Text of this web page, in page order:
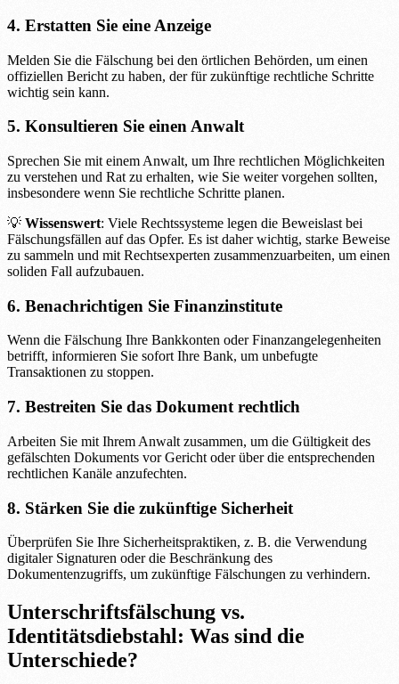
4. Erstatten Sie eine Anzeige
Melden Sie die Fälschung bei den örtlichen Behörden, um einen
offiziellen Bericht zu haben, der für zukünftige rechtliche Schritte
wichtig sein kann.
5. Konsultieren Sie einen Anwalt
Sprechen Sie mit einem Anwalt, um Ihre rechtlichen Möglichkeiten
zu verstehen und Rat zu erhalten, wie Sie weiter vorgehen sollten,
insbesondere wenn Sie rechtliche Schritte planen.
💡 Wissenswert: Viele Rechtssysteme legen die Beweislast bei
Fälschungsfällen auf das Opfer. Es ist daher wichtig, starke Beweise
zu sammeln und mit Rechtsexperten zusammenzuarbeiten, um einen
soliden Fall aufzubauen.
6. Benachrichtigen Sie Finanzinstitute
Wenn die Fälschung Ihre Bankkonten oder Finanzangelegenheiten
betrifft, informieren Sie sofort Ihre Bank, um unbefugte
Transaktionen zu stoppen.
7. Bestreiten Sie das Dokument rechtlich
Arbeiten Sie mit Ihrem Anwalt zusammen, um die Gültigkeit des
gefälschten Dokuments vor Gericht oder über die entsprechenden
rechtlichen Kanäle anzufechten.
8. Stärken Sie die zukünftige Sicherheit
Überprüfen Sie Ihre Sicherheitspraktiken, z. B. die Verwendung
digitaler Signaturen oder die Beschränkung des
Dokumentenzugriffs, um zukünftige Fälschungen zu verhindern.
Unterschriftsfälschung vs.
Identitätsdiebstahl: Was sind die
Unterschiede?